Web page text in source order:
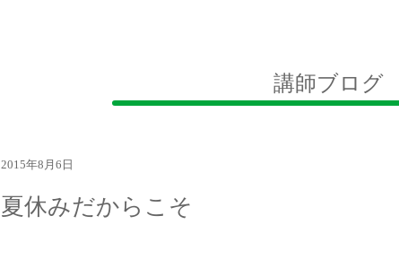
講師ブログ
2015年8月6日
夏休みだからこそ